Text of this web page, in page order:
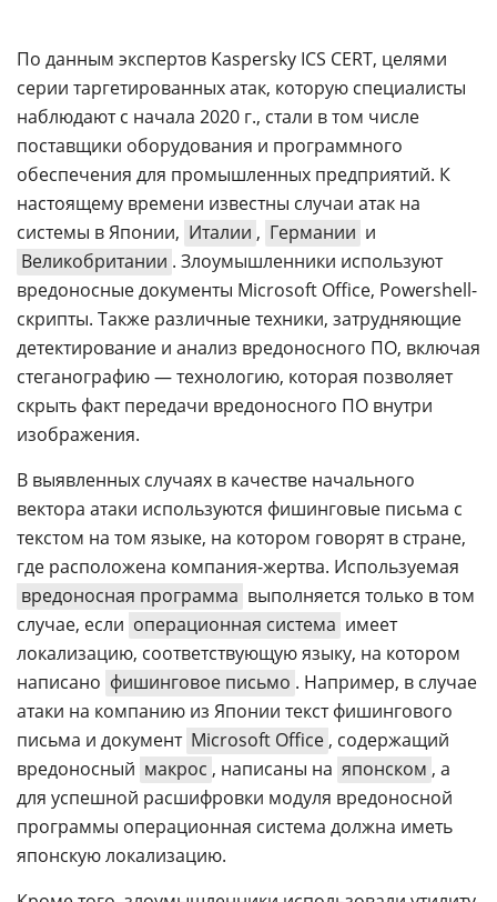
издании
Реклама
Вакансии
Контакты
Telegram
Дзен
Rutube
По данным экспертов Kaspersky ICS CERT, целями
серии таргетированных атак, которую специалисты
наблюдают с начала 2020 г., стали в том числе
поставщики оборудования и программного
обеспечения для промышленных предприятий. К
настоящему времени известны случаи атак на
системы в Японии, Италии , Германии и
Великобритании . Злоумышленники используют
вредоносные документы Microsoft Office, Powershell-
скрипты. Также различные техники, затрудняющие
детектирование и анализ вредоносного ПО, включая
стеганографию — технологию, которая позволяет
скрыть факт передачи вредоносного ПО внутри
изображения.
В выявленных случаях в качестве начального
вектора атаки используются фишинговые письма с
текстом на том языке, на котором говорят в стране,
где расположена компания-жертва. Используемая
вредоносная программа выполняется только в том
случае, если операционная система имеет
локализацию, соответствующую языку, на котором
написано фишинговое письмо . Например, в случае
атаки на компанию из Японии текст фишингового
письма и документ Microsoft Office , содержащий
вредоносный макрос , написаны на японском , а
для успешной расшифровки модуля вредоносной
программы операционная система должна иметь
японскую локализацию.